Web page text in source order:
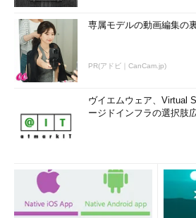
は優しくない？
Windows 10の「機能更新プログラ
ジ）」の秘密を暴く
Windowsの「複雑さの要件を満た
ド」の最小文字数は“3文字”な理由
Windowsがシャットダウンスクリ
くれずに、強制停止するのはなぜ
「Shift-JIS」の呪い？
Windowsから消えた「PCの起動
謎
専属モデルの動画編集の
PR(アドビ｜CanCam.jp)
ヴイエムウェア、Virtual
ージドインフラの選択肢